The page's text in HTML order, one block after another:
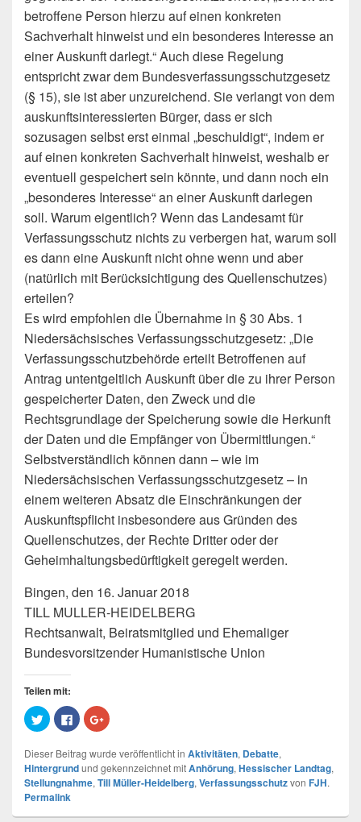
betroffene Person hierzu auf einen konkreten
Sachverhalt hinweist und ein besonderes Interesse an
einer Auskunft darlegt.“ Auch diese Regelung
entspricht zwar dem Bundesverfassungsschutzgesetz
(§ 15), sie ist aber unzureichend. Sie verlangt von dem
auskunftsinteressierten Bürger, dass er sich
sozusagen selbst erst einmal „beschuldigt“, indem er
auf einen konkreten Sachverhalt hinweist, weshalb er
eventuell gespeichert sein könnte, und dann noch ein
„besonderes Interesse“ an einer Auskunft darlegen
soll. Warum eigentlich? Wenn das Landesamt für
Verfassungsschutz nichts zu verbergen hat, warum soll
es dann eine Auskunft nicht ohne wenn und aber
(natürlich mit Berücksichtigung des Quellenschutzes)
erteilen?
Es wird empfohlen die Übernahme in § 30 Abs. 1
Niedersächsisches Verfassungsschutzgesetz: „Die
Verfassungsschutzbehörde erteilt Betroffenen auf
Antrag untentgeltlich Auskunft über die zu ihrer Person
gespeicherter Daten, den Zweck und die
Rechtsgrundlage der Speicherung sowie die Herkunft
der Daten und die Empfänger von Übermittlungen.“
Selbstverständlich können dann – wie im
Niedersächsischen Verfassungsschutzgesetz – in
einem weiteren Absatz die Einschränkungen der
Auskunftspflicht insbesondere aus Gründen des
Quellenschutzes, der Rechte Dritter oder der
Geheimhaltungsbedürftigkeit geregelt werden.
Bingen, den 16. Januar 2018
TILL MULLER-HEIDELBERG
Rechtsanwalt, Beiratsmitglied und Ehemaliger
Bundesvorsitzender Humanistische Union
Teilen mit:
K
l
k
,
u
m
ü
b
K
l
k
,
u
m
Z
u
e
i
l
e
Dieser Beitrag wurde veröffentlicht in Aktivitäten, Debatte,
Hintergrundund gekennzeichnet mitAnhörung,Hessischer Landtag,
Stellungnahme,Till Müller-Heidelberg,Verfassungsschutzvon FJH.
Permalink